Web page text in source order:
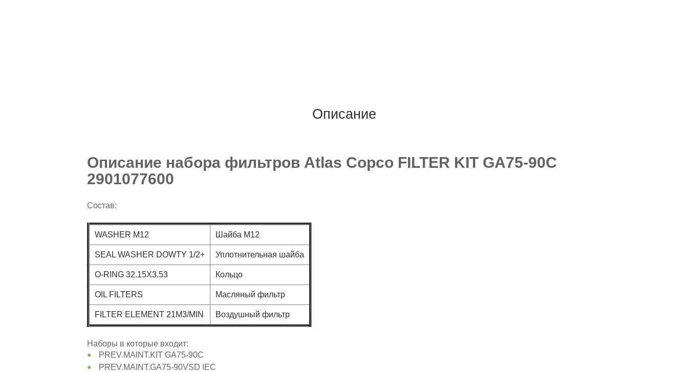
Описание
Описание набора фильтров Atlas Copco FILTER KIT GA75-90C
2901077600
Состав:
WASHER M12 Шайба М12
SEAL WASHER DOWTY 1/2+ Уплотнительная шайба
O-RING 32.15X3.53 Кольцо
OIL FILTERS Масляный фильтр
FILTER ELEMENT 21M3/MIN Воздушный фильтр
Наборы в которые входит:
PREV.MAINT.KIT GA75-90C
PREV.MAINT.GA75-90VSD IEC